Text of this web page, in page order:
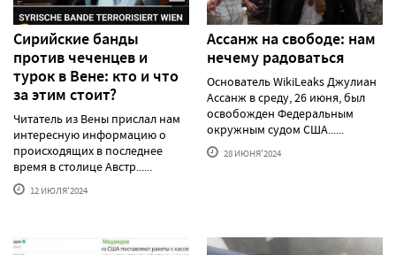
Сирийские банды
против чеченцев и
турок в Вене: кто и что
за этим стоит?
Читатель из Вены прислал нам
интересную информацию о
происходящих в последнее
время в столице Австр......
12 ИЮЛЯ'2024
Ассанж на свободе: нам
нечему радоваться
Основатель WikiLeaks Джулиан
Ассанж в среду, 26 июня, был
освобожден Федеральным
окружным судом США......
28 ИЮНЯ'2024